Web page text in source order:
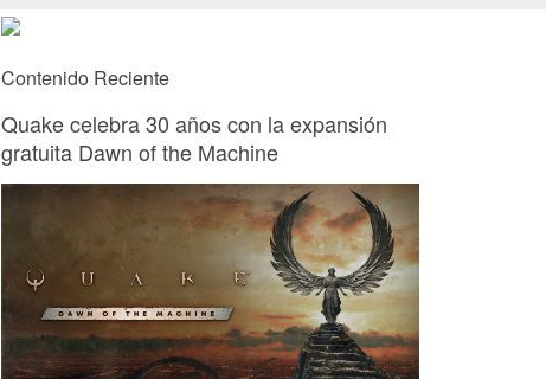
Contenido Reciente
Quake celebra 30 años con la expansión
gratuita Dawn of the Machine